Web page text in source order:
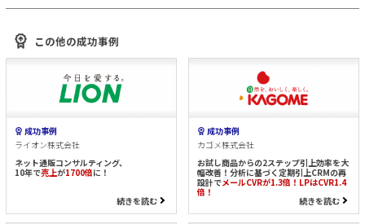
この他の成功事例
成功事例
ライオン株式会社
ネット通販コンサルティング、
10年で売上が1700倍に！
続きを読む
成功事例
カゴメ株式会社
お試し商品からの2ステップ引上効率を大
幅改善！分析に基づく定期引上CRMの再
設計でメールCVRが1.3倍！LPはCVR1.4
倍！
続きを読む